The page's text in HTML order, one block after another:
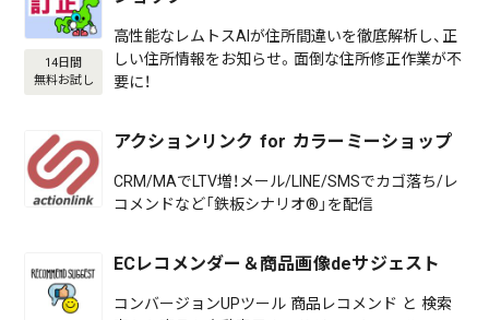
14日間
無料お試し
高性能なレムトスAIが住所間違いを徹底解析し、正
しい住所情報をお知らせ。面倒な住所修正作業が不
要に！
アクションリンク for カラーミーショップ
CRM/MAでLTV増！メール/LINE/SMSでカゴ落ち/レ
コメンドなど「鉄板シナリオ®」を配信
ECレコメンダー＆商品画像deサジェスト
コンバージョンUPツール 商品レコメンド と 検索